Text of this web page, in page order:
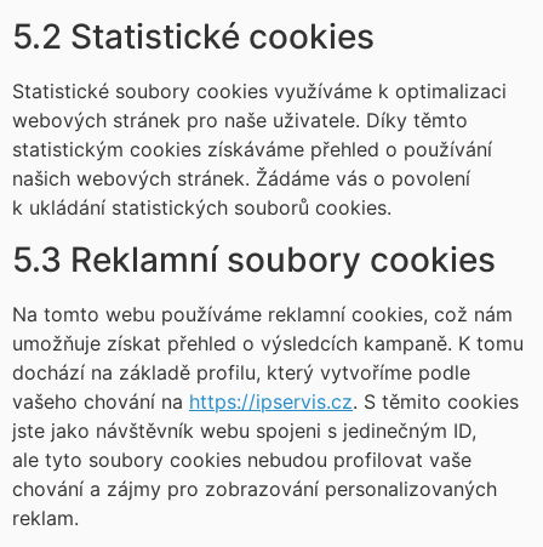
5.2 Statistické cookies
Statistické soubory cookies využíváme k optimalizaci
webových stránek pro naše uživatele. Díky těmto
statistickým cookies získáváme přehled o používání
našich webových stránek. Žádáme vás o povolení
k ukládání statistických souborů cookies.
5.3 Reklamní soubory cookies
Na tomto webu používáme reklamní cookies, což nám
umožňuje získat přehled o výsledcích kampaně. K tomu
dochází na základě profilu, který vytvoříme podle
vašeho chování na https://ipservis.cz. S těmito cookies
jste jako návštěvník webu spojeni s jedinečným ID,
ale tyto soubory cookies nebudou profilovat vaše
chování a zájmy pro zobrazování personalizovaných
reklam.